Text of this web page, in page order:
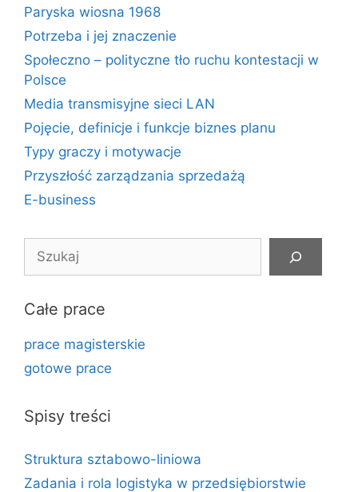
Paryska wiosna 1968
Potrzeba i jej znaczenie
Społeczno – polityczne tło ruchu kontestacji w
Polsce
Media transmisyjne sieci LAN
Pojęcie, definicje i funkcje biznes planu
Typy graczy i motywacje
Przyszłość zarządzania sprzedażą
E-business
Szukaj
Całe prace
prace magisterskie
gotowe prace
Spisy treści
Struktura sztabowo-liniowa
Zadania i rola logistyka w przedsiębiorstwie